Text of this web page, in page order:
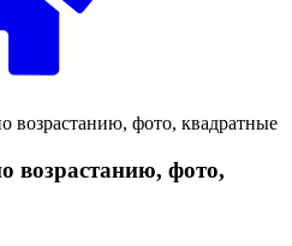
фото, квадратные
возрастанию, фото,